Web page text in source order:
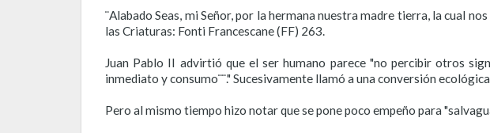
¨Alabado Seas, mi Señor, por la hermana nuestra madre tierra, la cual
las Criaturas: Fonti Francescane (FF) 263.
Juan Pablo II advirtió que el ser humano parece "no percibir otros
inmediato y consumo¨¨." Sucesivamente llamó a una conversión
Pero al mismo tiempo hizo notar que se pone poco empeño para